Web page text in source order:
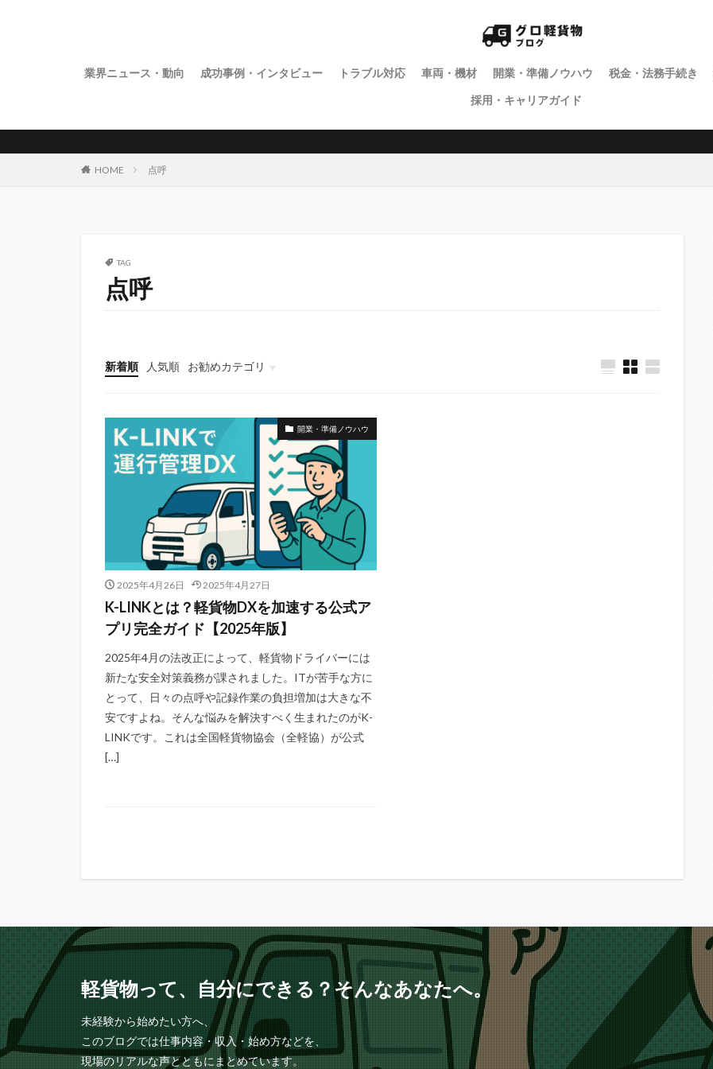
業界ニュース・動向 成功事例・インタビュー トラブル対応 車両・機材 開業・準備ノウハウ 税金・法務手続き
採用・キャリアガイド
HOME 点呼
TAG
点呼
新着順 人気順
お勧めカテゴリ
働き方・ワークスタイル
税金・法務手続き
開業・準備ノウハウ
開業・準備ノウハウ
2025年4月26日 2025年4月27日
K-LINKとは？軽貨物DXを加速する公式ア
プリ完全ガイド【2025年版】
2025年4月の法改正によって、軽貨物ドライバーには
新たな安全対策義務が課されました。ITが苦手な方に
とって、日々の点呼や記録作業の負担増加は大きな不
安ですよね。そんな悩みを解決すべく生まれたのがK-
LINKです。これは全国軽貨物協会（全軽協）が公式
[…]
軽貨物って、自分にできる？そんなあなたへ。
未経験から始めたい方へ、
このブログでは仕事内容・収入・始め方などを、
現場のリアルな声とともにまとめています。